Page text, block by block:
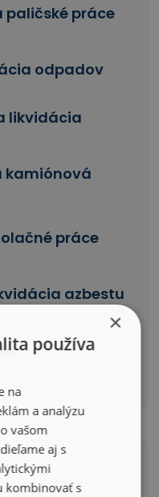
paličské práce
odpadov
likvidácia
kamiónová
práce
azbestu
×
používa
na
a analýzu
vašom
aj s
kombinovať s